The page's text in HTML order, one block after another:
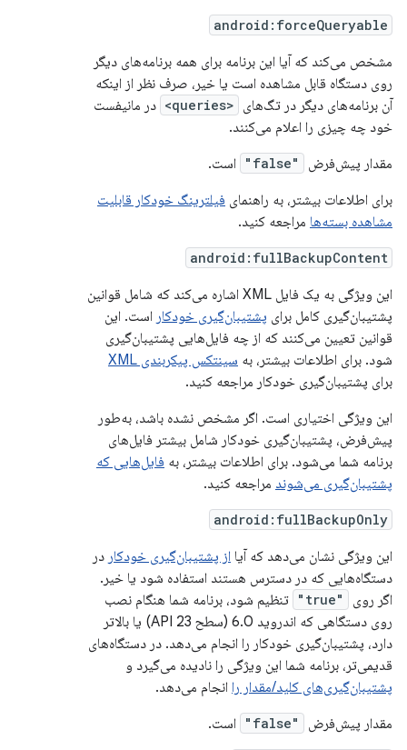
android:forceQueryable
مشخص می‌کند که آیا این برنامه برای همه برنامه‌های دیگر
روی دستگاه قابل مشاهده است یا خیر، صرف نظر از اینکه
آن برنامه‌های دیگر در تگ‌های <queries>
در مانیفست
خود چه چیزی را اعلام می‌کنند.
مقدار پیش‌فرض
"false"
است.
برای اطلاعات بیشتر، به راهنمای فیلترینگ خودکار قابلیت
مشاهده بسته‌ها مراجعه کنید.
android:fullBackupContent
این ویژگی به یک فایل XML اشاره می‌کند که شامل قوانین
پشتیبان‌گیری کامل برای پشتیبان‌گیری خودکار است. این
قوانین تعیین می‌کنند که از چه فایل‌هایی پشتیبان‌گیری
شود. برای اطلاعات بیشتر، به سینتکس پیکربندی XML
برای پشتیبان‌گیری خودکار مراجعه کنید.
این ویژگی اختیاری است. اگر مشخص نشده باشد، به‌طور
پیش‌فرض، پشتیبان‌گیری خودکار شامل بیشتر فایل‌های
برنامه شما می‌شود. برای اطلاعات بیشتر، به فایل‌هایی که
پشتیبان‌گیری می‌شوند مراجعه کنید.
android:fullBackupOnly
این ویژگی نشان می‌دهد که آیا از پشتیبان‌گیری خودکار در
دستگاه‌هایی که در دسترس هستند استفاده شود یا خیر.
اگر روی
"true"
تنظیم شود، برنامه شما هنگام نصب
روی دستگاهی که اندروید 6.0 (سطح API 23) یا بالاتر
دارد، پشتیبان‌گیری خودکار را انجام می‌دهد. در دستگاه‌های
قدیمی‌تر، برنامه شما این ویژگی را نادیده می‌گیرد و
پشتیبان‌گیری‌های کلید/مقدار را انجام می‌دهد.
مقدار پیش‌فرض
"false" است.